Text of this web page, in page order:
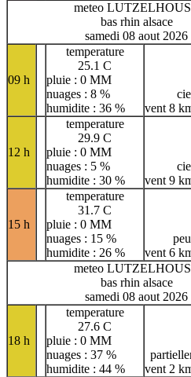
meteo
bas rhin alsace
samedi 08 aout 2026
09 h
temperature
25.1 C
pluie : 0 MM
nuages : 8 %
humidite : 36 %
vent 8
12 h
temperature
29.9 C
pluie : 0 MM
nuages : 5 %
humidite : 30 %
vent 9
15 h
temperature
31.7 C
pluie : 0 MM
nuages : 15 %
humidite : 26 %
vent 6
meteo
bas rhin alsace
samedi 08 aout 2026
18 h
temperature
27.6 C
pluie : 0 MM
nuages : 37 %
humidite : 44 %
vent 2